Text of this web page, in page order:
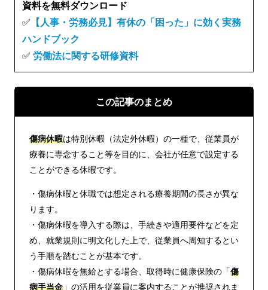
e
o
資料を無料ダウンロード
✅ 【人事・労務必見】有休の「困った」に効く実務
ハンドブック
✅ 労働法に関する研修資料
この記事のまとめ
傷病休暇は特別休暇（法定外休暇）の一種で、従業員が
療養に専念すること等を目的に、会社が任意で設定する
ことができる休暇です。
・傷病休暇と休職では想定される療養期間の長さが異な
ります。
・傷病休暇を導入する際は、手続きや適用要件などを定
め、就業規則に明文化した上で、従業員へ周知するとい
う手順を踏むことが基本です。
・傷病休暇を無給とする場合、取得時に健康保険の「傷
病手当金 」の活用を従業員に案内することが推奨されま